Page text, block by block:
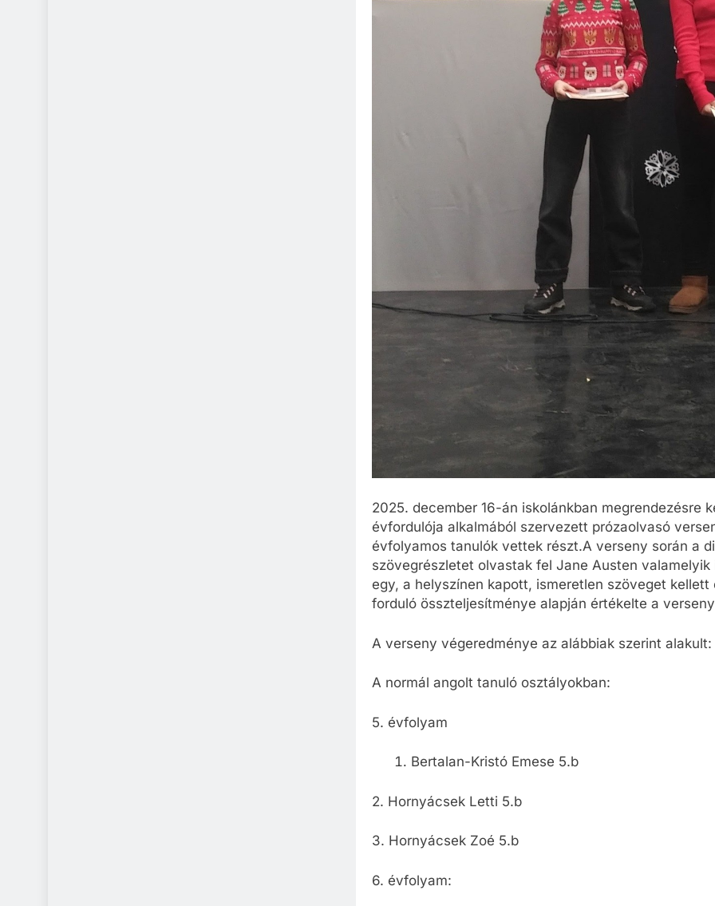
2025. december 16-án iskolánkban megrendezésre
évfordulója alkalmából szervezett prózaolvasó
évfolyamos tanulók vettek részt.A verseny során a
szövegrészletet olvastak fel Jane Austen
egy, a helyszínen kapott, ismeretlen szöveget
forduló összteljesítménye alapján értékelte a
A verseny végeredménye az alábbiak szerint alakult:
A normál angolt tanuló osztályokban:
5. évfolyam
Bertalan-Kristó Emese 5.b
2. Hornyácsek Letti 5.b
3. Hornyácsek Zoé 5.b
6. évfolyam: